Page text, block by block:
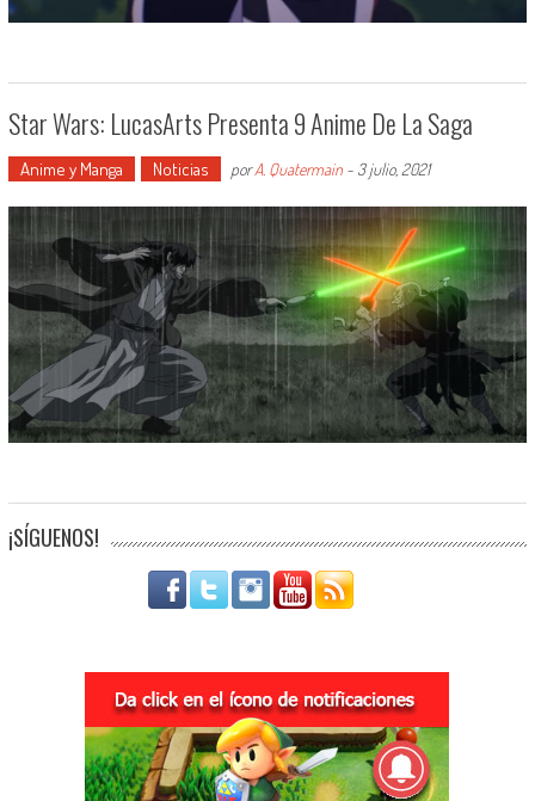
Star Wars: LucasArts Presenta 9 Anime De La Saga
Anime y Manga Noticias porA. Quatermain- 3 julio, 2021
¡SÍGUENOS!